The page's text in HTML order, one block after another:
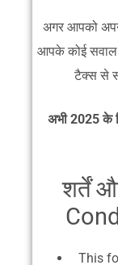
अगर आपको
आपके कोई सवाल
टैक्स से
अभी 2025
शर्तें
This